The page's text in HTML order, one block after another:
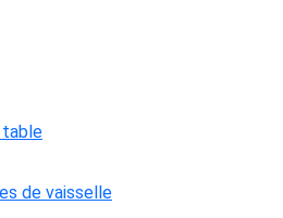
de vaisselle